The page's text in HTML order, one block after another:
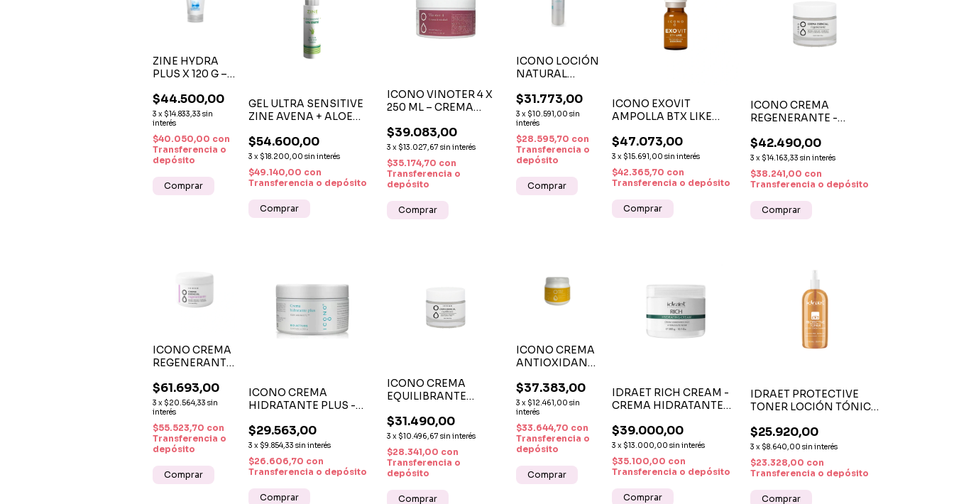
ZINE HYDRA
PLUS X 120 G –
HIDRATANTE
FACIAL CON
TECNOLOGÍA
DE
AQUAPORINAS
$44.500,00
3 x $14.833,33 sin
interés
$40.050,00 con
Transferencia o
depósito
GEL ULTRA SENSITIVE
ZINE AVENA + ALOE
Y REFRESCA PIELES
SENSIBLES
$54.600,00
3 x $18.200,00 sin interés
$49.140,00 con
Transferencia o depósito
ICONO VINOTER 4 X
250 ML – CREMA
POLIFENOLES DE
VINO Y UVA URSI
$39.083,00
3 x $13.027,67 sin interés
$35.174,70 con
Transferencia o
depósito
ICONO LOCIÓN
NATURAL
TÓNICO FACIAL
REFRESCANTE
E HIDRATANTE
1L
$31.773,00
3 x $10.591,00 sin
interés
$28.595,70 con
Transferencia o
depósito
ICONO EXOVIT
AMPOLLA BTX LIKE
EXOSOMAS Y ÁCIDO
HIALURÓNICO
$47.073,00
3 x $15.691,00 sin interés
$42.365,70 con
Transferencia o depósito
ICONO CREMA
REGENERANTE -
CENTELLA ASIÁTICA Y
COLÁGENO 50G
$42.490,00
3 x $14.163,33 sin interés
$38.241,00 con
Transferencia o depósito
ICONO CREMA
REGENERANTE
VITAMINA E +
CENTELLA
ASIÁTICA +
COLÁGENO X
250 G – EFECTO
ANTIAGE Y
RENOVADOR
$61.693,00
3 x $20.564,33 sin
interés
$55.523,70 con
Transferencia o
depósito
ICONO CREMA
HIDRATANTE PLUS -
CORPORAL CON ALOE
VERA 250G
$29.563,00
3 x $9.854,33 sin interés
$26.606,70 con
Transferencia o depósito
ICONO CREMA
EQUILIBRANTE
CERAMIDAS ÁCIDO
LÁCTICO UREA X 50 G
$31.490,00
3 x $10.496,67 sin interés
$28.341,00 con
Transferencia o
depósito
ICONO CREMA
ANTIOXIDANTE
C E CHÍA
BOSWELLIA X
250 G
$37.383,00
3 x $12.461,00 sin
interés
$33.644,70 con
Transferencia o
depósito
IDRAET RICH CREAM -
CREMA HIDRATANTE
CORPORAL 300G
$39.000,00
3 x $13.000,00 sin interés
$35.100,00 con
Transferencia o depósito
IDRAET PROTECTIVE
TONER LOCIÓN TÓNICA
AGUA TERMAL Y
HAMAMELIS X 500 ML
$25.920,00
3 x $8.640,00 sin interés
$23.328,00 con
Transferencia o depósito